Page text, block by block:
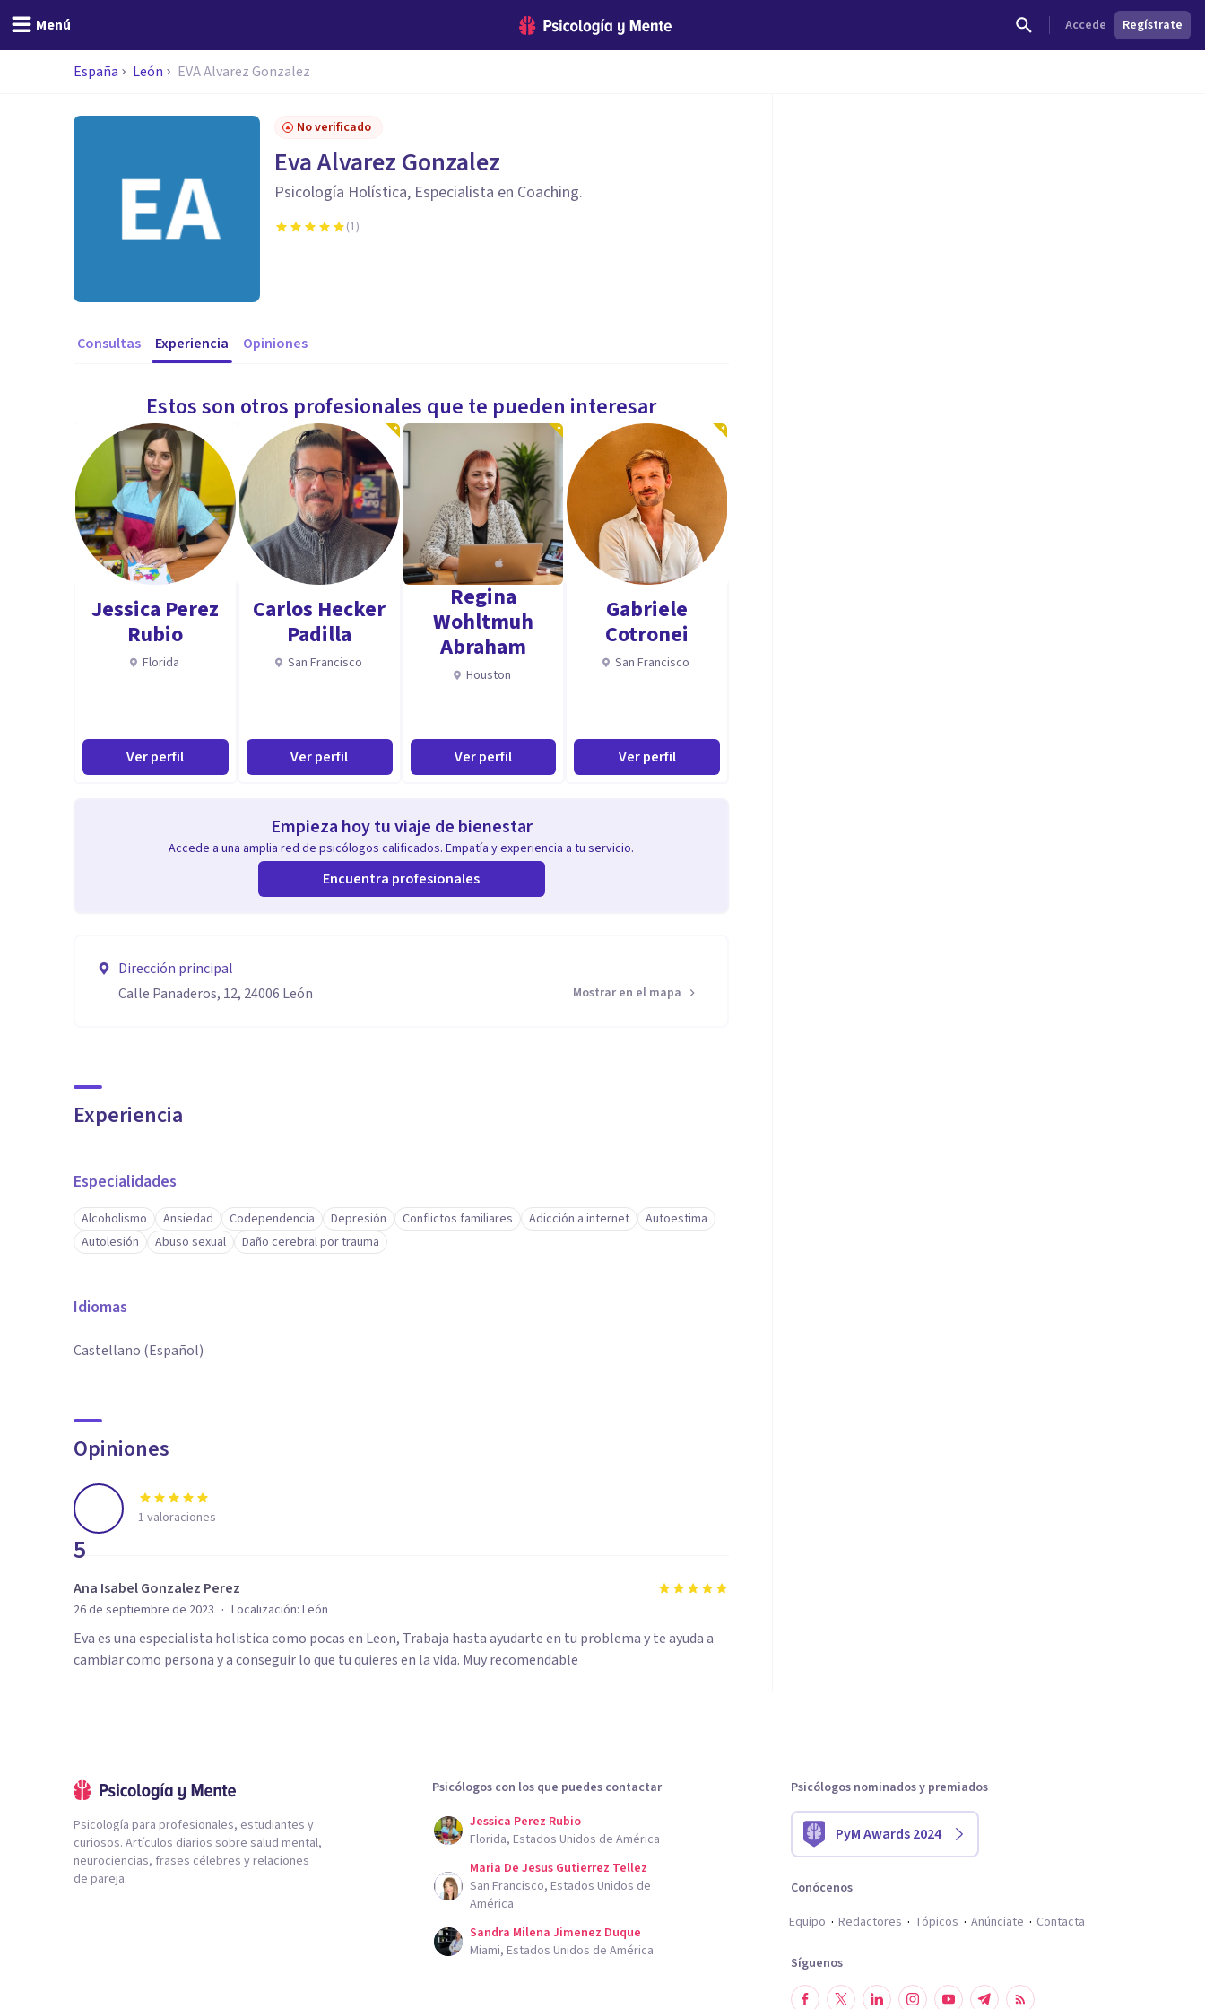
Menú Accede Regístrate
España León EVA Alvarez Gonzalez
No verificado
Eva Alvarez Gonzalez
Psicología Holística, Especialista en Coaching.
(1)
Consultas Experiencia Opiniones
Estos son otros profesionales que te pueden interesar
Jessica Perez
Rubio
Florida
Ver perfil
Carlos Hecker
Padilla
San Francisco
Ver perfil
Regina
Wohltmuh
Abraham
Houston
Ver perfil
Gabriele
Cotronei
San Francisco
Ver perfil
Empieza hoy tu viaje de bienestar
Accede a una amplia red de psicólogos calificados. Empatía y experiencia a tu servicio.
Encuentra profesionales
Dirección principal
Calle Panaderos, 12, 24006 León
Mostrar en el mapa
Experiencia
Especialidades
Alcoholismo Ansiedad Codependencia Depresión Conflictos familiares Adicción a internet
Autoestima
Autolesión
Abuso sexual Daño cerebral por trauma
Idiomas
Castellano (Español)
Opiniones
5
1 valoraciones
Ana Isabel Gonzalez Perez
26 de septiembre de 2023 · Localización: León
Eva es una especialista holistica como pocas en Leon, Trabaja hasta ayudarte en tu problema y te ayuda a
cambiar como persona y a conseguir lo que tu quieres en la vida. Muy recomendable
Psicología para profesionales, estudiantes y
curiosos. Artículos diarios sobre salud mental,
neurociencias, frases célebres y relaciones
de pareja.
Psicólogos con los que puedes contactar
Jessica Perez Rubio
Florida, Estados Unidos de América
Maria De Jesus Gutierrez Tellez
San Francisco, Estados Unidos de
América
Sandra Milena Jimenez Duque
Miami, Estados Unidos de América
Psicólogos nominados y premiados
PyM Awards 2024
Conócenos
Equipo
Redactores Tópicos Anúnciate Contacta
Síguenos